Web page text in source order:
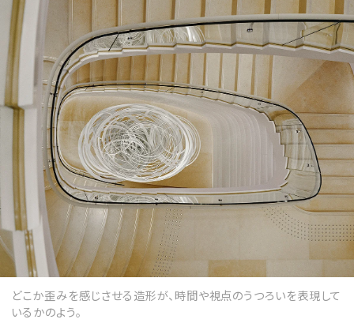
どこか歪みを感じさせる造形が、時間や視点のうつろいを表現して
いるかのよう。